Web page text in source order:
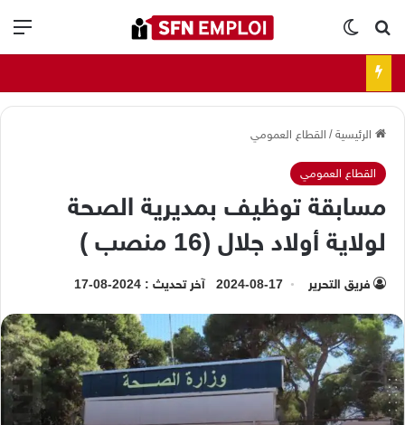
بحث عنالوضع المظلم
الرئيسية/ القطاع العمومي
القطاع العمومي
مسابقة توظيف بمديرية الصحة
لولاية أولاد جلال (16 منصب )
فريق التحرير 2024-08-17 آخر تحديث : 2024-08-17